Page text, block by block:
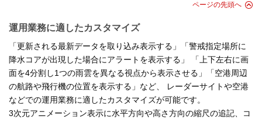
ページの先頭へ
運用業務に適したカスタマイズ
「更新される最新データを取り込み表示する」「警戒指定場所に
降水コアが出現した場合にアラートを表示する」 「上下左右に画
面を4分割し1つの雨雲を異なる視点から表示させる」「空港周辺
の航路や飛行機の位置を表示する」など、 レーダーサイトや空港
などでの運用業務に適したカスタマイズが可能です。
3次元アニメーション表示に水平方向や高さ方向の縮尺の追記、コ